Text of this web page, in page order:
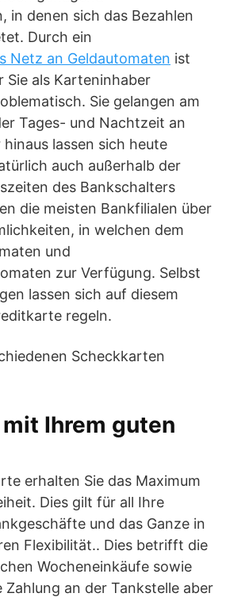
in denen sich das Bezahlen
Durch ein
Netz an Geldautomaten ist
Sie als Karteninhaber
Sie gelangen am
Tages- und Nachtzeit an
lassen sich heute
auch außerhalb der
des Bankschalters
die meisten Bankfilialen über
in welchen dem
und
zur Verfügung. Selbst
lassen sich auf diesem
regeln.
Ihrem guten
erhalten Sie das Maximum
Dies gilt für all Ihre
und das Ganze in
Flexibilität.. Dies betrifft die
Wocheneinkäufe sowie
Zahlung an der Tankstelle aber